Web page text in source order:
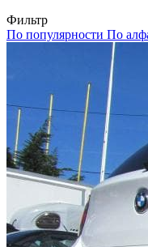
Фильтр
По популярности По